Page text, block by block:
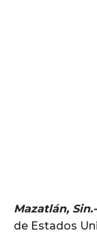
Mazatlán, Sin.-
de Estados